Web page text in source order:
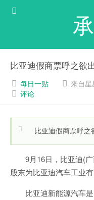
比亚迪假商票呼之欲
每日一贴 来自
评论
比亚迪假商票呼之
9月16日，比亚迪(
股东为比亚迪汽车工业有
比亚迪新能源汽车